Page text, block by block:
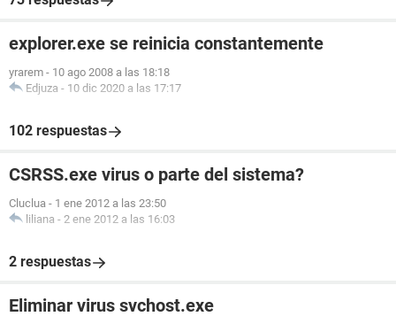
explorer.exe se reinicia constantemente
yrarem - 10 ago 2008 a las 18:18
Edjuza - 10 dic 2020 a las 17:17
102 respuestas
CSRSS.exe virus o parte del sistema?
Cluclua - 1 ene 2012 a las 23:50
liliana - 2 ene 2012 a las 16:03
2 respuestas
Eliminar virus svchost.exe